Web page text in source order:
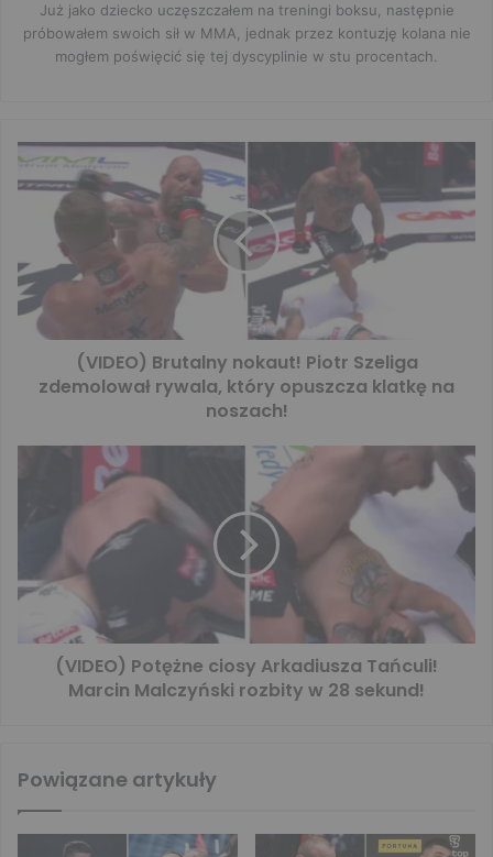
Już jako dziecko uczęszczałem na treningi boksu, następnie
próbowałem swoich sił w MMA, jednak przez kontuzję kolana nie
mogłem poświęcić się tej dyscyplinie w stu procentach.
(VIDEO) Brutalny nokaut! Piotr Szeliga
zdemolował rywala, który opuszcza klatkę na
noszach!
(VIDEO) Potężne ciosy Arkadiusza Tańculi!
Marcin Malczyński rozbity w 28 sekund!
Powiązane artykuły